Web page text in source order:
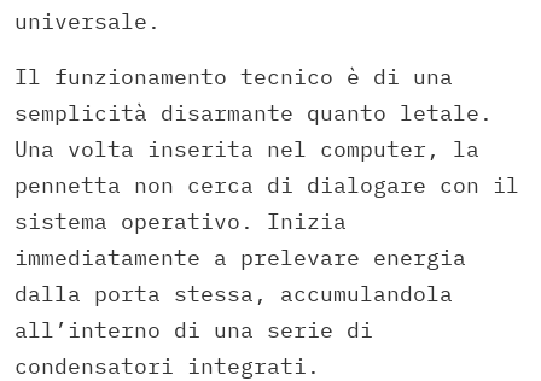
universale.
Il funzionamento tecnico è di una
semplicità disarmante quanto letale.
Una volta inserita nel computer, la
pennetta non cerca di dialogare con il
sistema operativo. Inizia
immediatamente a prelevare energia
dalla porta stessa, accumulandola
all’interno di una serie di
condensatori integrati.